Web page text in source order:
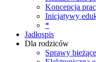
Koncepcja
Inicjatywy
*
Jadłospis
Dla rodziców
Sprawy bieżące